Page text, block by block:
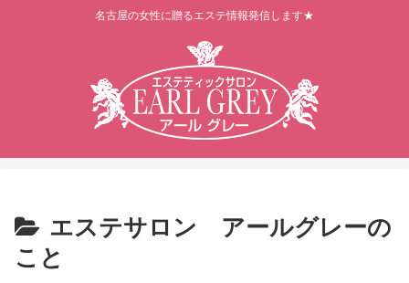
名古屋の女性に贈るエステ情報発信します★
エステサロン アールグレーの
こと